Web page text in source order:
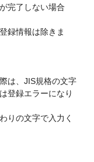
完了しない場合
録情報は除きま
は、JIS規格の文字
登録エラーになり
りの文字で入力く